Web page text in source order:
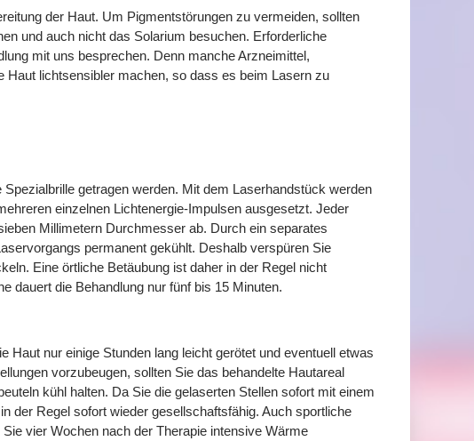
der Haut. Um Pigmentstörungen zu vermeiden, sollten
und auch nicht das Solarium besuchen. Erforderliche
mit uns besprechen. Denn manche Arzneimittel,
Haut lichtsensibler machen, so dass es beim Lasern zu
getragen werden. Mit dem Laserhandstück werden
einzelnen Lichtenergie-Impulsen ausgesetzt. Jeder
Millimetern Durchmesser ab. Durch ein separates
permanent gekühlt. Deshalb verspüren Sie
Eine örtliche Betäubung ist daher in der Regel nicht
dauert die Behandlung nur fünf bis 15 Minuten.
nur einige Stunden lang leicht gerötet und eventuell etwas
vorzubeugen, sollten Sie das behandelte Hautareal
kühl halten. Da Sie die gelaserten Stellen sofort mit einem
der Regel sofort wieder gesellschaftsfähig. Auch sportliche
vier Wochen nach der Therapie intensive Wärme